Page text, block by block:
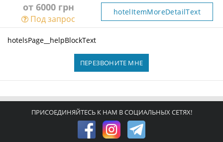
от 6000 грн
Под запрос
hotelItemMoreDetailText
hotelsPage__helpBlockText
ПЕРЕЗВОНИТЕ МНЕ
ПРИСОЕДИНЯЙТЕСЬ К НАМ В СОЦИАЛЬНЫХ СЕТЯХ!